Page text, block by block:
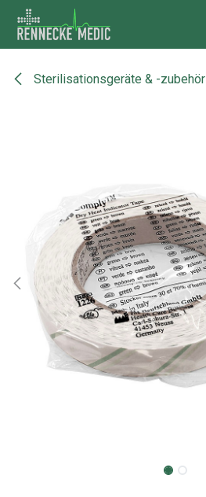
Zum Inhalt springen
Sterilisationsgeräte & -zubehör